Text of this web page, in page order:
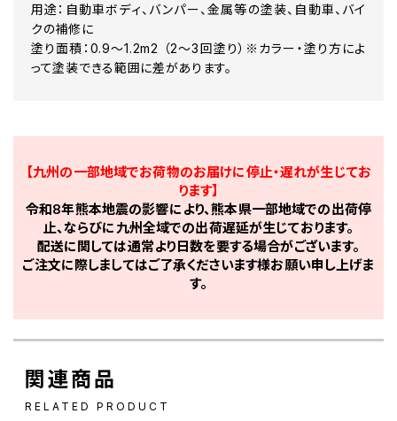
B12 アクアブルー2TPM
B16 クリスタルブルー2Ｍ
B17 モンテレーブルー
B20 サファイアブラック(P)
B21 ファウンテンブルー2PM
B55 ソラブルー
BM1 ダークブルー2P
BN0 ダークグリーニッシュブルー2P
BN6 ダークブルー2P
BP0 ウォーターブルー2PM
BT4 ブルーイッシュグレー2FPM
BV3 ライトブルー 2TM
BV6 オーシャンブルー 2M
用途：自動車ボディ、バンパー、金属等の塗装、自動車、バイ
クの補修に
塗り面積：0.9～1.2m2 （2～3回塗り）※カラー・塗り方によ
って塗装できる範囲に差があります。
【九州の一部地域でお荷物のお届けに停止・遅れが生じてお
ります】
令和8年熊本地震の影響により、熊本県一部地域での出荷停
止、ならびに九州全域での出荷遅延が生じております。
配送に関しては通常より日数を要する場合がございます。
ご注文に際しましてはご了承くださいます様お願い申し上げま
す。
関連商品
RELATED PRODUCT